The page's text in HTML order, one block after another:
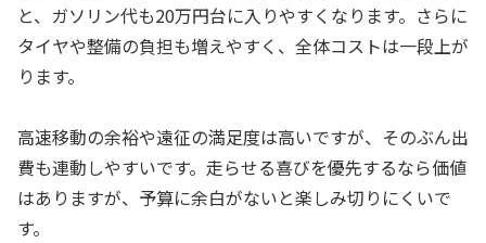
と、ガソリン代も20万円台に入りやすくなります。さらに
タイヤや整備の負担も増えやすく、全体コストは一段上が
ります。
高速移動の余裕や遠征の満足度は高いですが、そのぶん出
費も連動しやすいです。走らせる喜びを優先するなら価値
はありますが、予算に余白がないと楽しみ切りにくいで
す。